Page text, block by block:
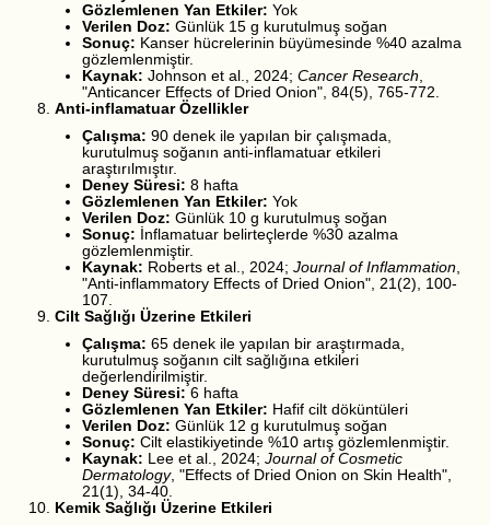
Gözlemlenen Yan Etkiler: Yok
Verilen Doz: Günlük 15 g kurutulmuş soğan
Sonuç: Kanser hücrelerinin büyümesinde %40 azalma
gözlemlenmiştir.
Kaynak: Johnson et al., 2024; Cancer Research,
"Anticancer Effects of Dried Onion", 84(5), 765-772.
Anti-inflamatuar Özellikler
Çalışma: 90 denek ile yapılan bir çalışmada,
kurutulmuş soğanın anti-inflamatuar etkileri
araştırılmıştır.
Deney Süresi: 8 hafta
Gözlemlenen Yan Etkiler: Yok
Verilen Doz: Günlük 10 g kurutulmuş soğan
Sonuç: İnflamatuar belirteçlerde %30 azalma
gözlemlenmiştir.
Kaynak: Roberts et al., 2024; Journal of Inflammation,
"Anti-inflammatory Effects of Dried Onion", 21(2), 100-
107.
Cilt Sağlığı Üzerine Etkileri
Çalışma: 65 denek ile yapılan bir araştırmada,
kurutulmuş soğanın cilt sağlığına etkileri
değerlendirilmiştir.
Deney Süresi: 6 hafta
Gözlemlenen Yan Etkiler: Hafif cilt döküntüleri
Verilen Doz: Günlük 12 g kurutulmuş soğan
Sonuç: Cilt elastikiyetinde %10 artış gözlemlenmiştir.
Kaynak: Lee et al., 2024; Journal of Cosmetic
Dermatology, "Effects of Dried Onion on Skin Health",
21(1), 34-40.
Kemik Sağlığı Üzerine Etkileri